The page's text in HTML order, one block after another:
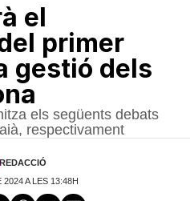
el
primer
gestió dels
els següents debats
respectivament
REDACCIÓ
2024 A LES 13:48H